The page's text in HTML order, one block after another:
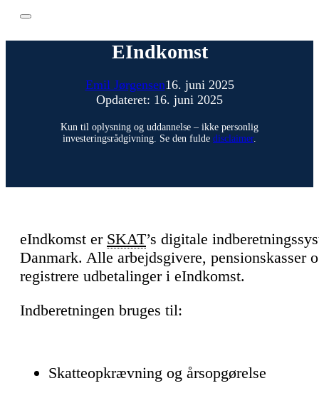
EIndkomst
Emil Jørgensen16. juni 2025
Opdateret: 16. juni 2025
Kun til oplysning og uddannelse – ikke personlig
investeringsrådgivning. Se den fulde disclaimer.
eIndkomst er SKAT’s digitale
Danmark. Alle arbejdsgivere, pensionskasser
registrere udbetalinger i eIndkomst.
Indberetningen bruges til:
Skatteopkrævning og årsopgørelse